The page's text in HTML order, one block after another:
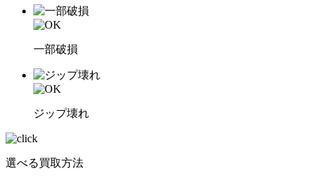
一部破損
ジップ壊れ
選べる買取方法